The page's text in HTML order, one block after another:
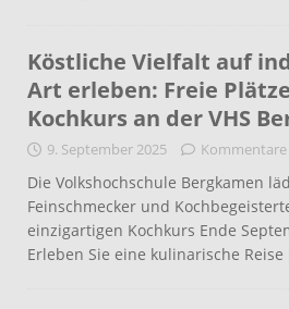
Köstliche Vielfalt auf
Art erleben: Freie
Kochkurs an der VHS
9. September 2025
Die Volkshochschule Bergkamen
Feinschmecker und
einzigartigen Kochkurs Ende
Erleben Sie eine kulinarische Reise